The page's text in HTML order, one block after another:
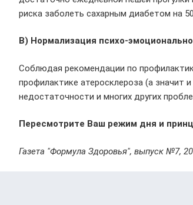
риска заболеть сахарным диабетом на 50
В) Нормализация психо-
Соблюдая рекомендации по
профилактике атеросклероза (а значит
недостаточности и многих других
Пересмотрите Ваш режим дня и
Газета "Формула Здоровья", выпуск №7,